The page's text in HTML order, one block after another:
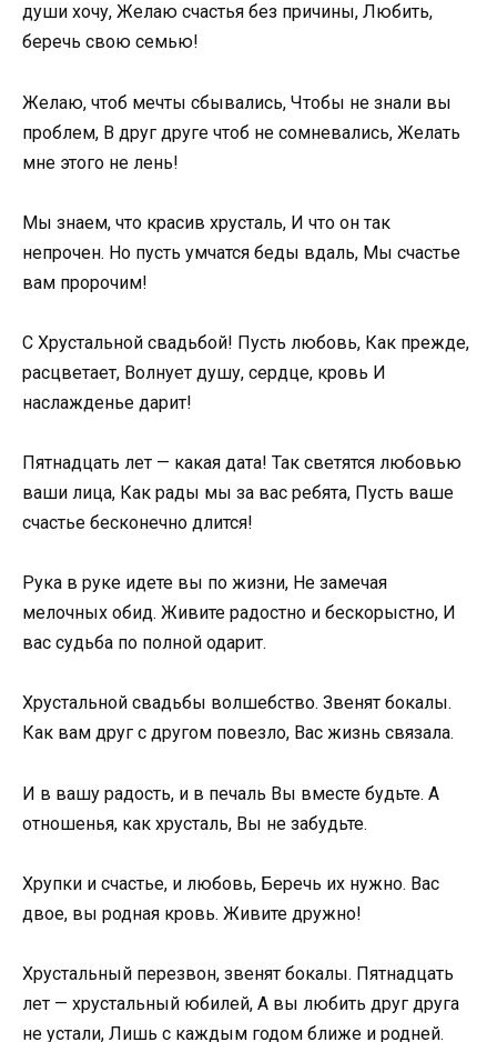
души хочу, Желаю счастья без причины, Любить,
беречь свою семью!
Желаю, чтоб мечты сбывались, Чтобы не знали вы
проблем, В друг друге чтоб не сомневались, Желать
мне этого не лень!
Мы знаем, что красив хрусталь, И что он так
непрочен. Но пусть умчатся беды вдаль, Мы счастье
вам пророчим!
С Хрустальной свадьбой! Пусть любовь, Как прежде,
расцветает, Волнует душу, сердце, кровь И
наслажденье дарит!
Пятнадцать лет — какая дата! Так светятся любовью
ваши лица, Как рады мы за вас ребята, Пусть ваше
счастье бесконечно длится!
Рука в руке идете вы по жизни, Не замечая
мелочных обид. Живите радостно и бескорыстно, И
вас судьба по полной одарит.
Хрустальной свадьбы волшебство. Звенят бокалы.
Как вам друг с другом повезло, Вас жизнь связала.
И в вашу радость, и в печаль Вы вместе будьте. А
отношенья, как хрусталь, Вы не забудьте.
Хрупки и счастье, и любовь, Беречь их нужно. Вас
двое, вы родная кровь. Живите дружно!
Хрустальный перезвон, звенят бокалы. Пятнадцать
лет — хрустальный юбилей, А вы любить друг друга
не устали, Лишь с каждым годом ближе и родней.